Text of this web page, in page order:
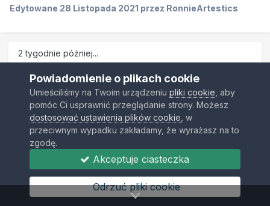
Edytowane 28 Listopada 2021 przez RonnieArtestics
2 tygodnie później...
RonnieArtestics
Opublikowano10 Grudnia 2021
Panowie spokojnie mam 13 do gry i dam wam szanse, zwłaszcza
tym z problemami chętnie oddam 2 za 1 3za 2 lub nawet 3za1.
Szukam pg generalnie.
Poza tym chętnie oddam nadal bloki i za asysty najlepiej.
Powiadomienie o plikach cookie
Umieściliśmy na Twoim urządzeniu pliki cookie , aby
pomóc Ci usprawnić przeglądanie strony. Możesz
dostosować ustawienia plików cookie , w
przeciwnym wypadku zakładamy, że wyrażasz na to
zgodę.
Akceptuje ciasteczka
Odrzuć pliki cookie